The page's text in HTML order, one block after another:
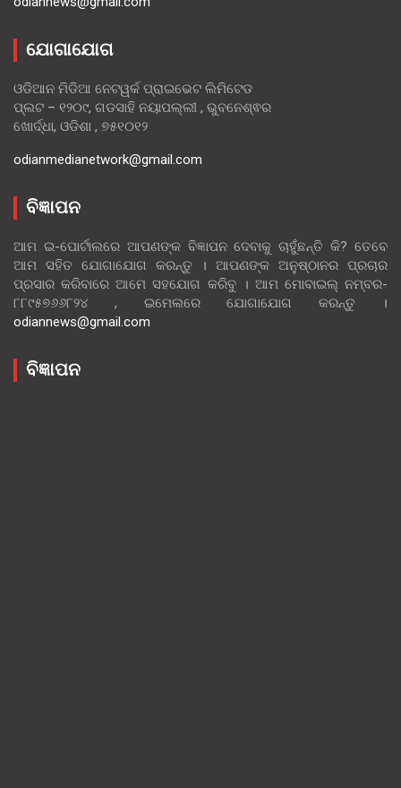
ଯୋଗାଯୋଗ
ଓଡିଆନ ମିଡିଆ ନେଟୱର୍କ ପ୍ରାଇଭେଟ ଲିମିଟେଡ
ପ୍ଲଟ – ୧୨୦୯, ଗଡସାହି ନୟାପଲ୍ଲୀ , ଭୁବନେଶ୍ଵର
ଖୋର୍ଦ୍ଧା, ଓଡିଶା , ୭୫୧୦୧୨
odianmedianetwork@gmail.com
ବିଜ୍ଞାପନ
ଆମ ଇ-ପୋର୍ଟାଲରେ ଆପଣଙ୍କ ବିଜ୍ଞାପନ ଦେବାକୁ ଚାହୁଁଛନ୍ତି କି? ତେବେ
ଆମ ସହିତ ଯୋଗାଯୋଗ କରନ୍ତୁ । ଆପଣଙ୍କ ଅନୁଷ୍ଠାନର ପ୍ରଚାର
ପ୍ରସାର କରିବାରେ ଆମେ ସହଯୋଗ କରିବୁ । ଆମ ମୋବାଇଲ୍ ନମ୍ବର-
୮୮୯୫୭୬୬୮୨୪ , ଇମେଲରେ ଯୋଗାଯୋଗ କରନ୍ତୁ ।
odiannews@gmail.com
ବିଜ୍ଞାପନ